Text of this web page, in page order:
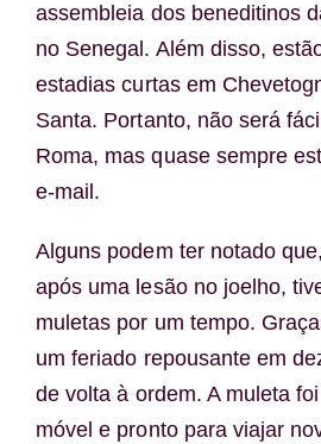
assembleia dos beneditinos
no Senegal. Além disso,
estadias curtas em
Santa. Portanto, não será
Roma, mas quase sempre
e-mail.
Alguns podem ter notado
após uma lesão no joelho,
muletas por um tempo.
um feriado repousante em
de volta à ordem. A muleta
móvel e pronto para viajar